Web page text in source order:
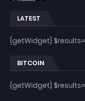
LATEST
{getWidget}
BITCOIN
{getWidget}